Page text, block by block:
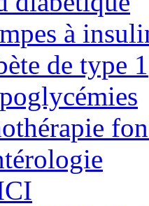
à
de type 1